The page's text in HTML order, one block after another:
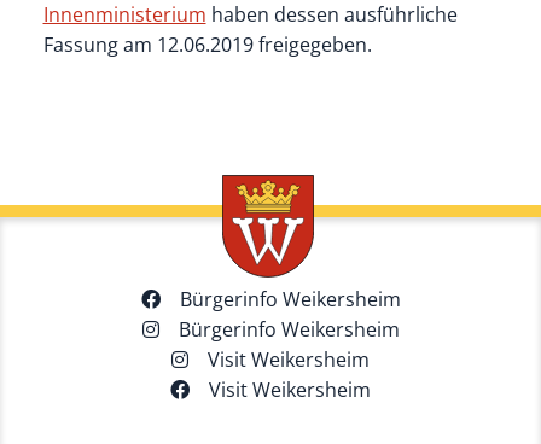
Innenministerium haben dessen ausführliche
Fassung am 12.06.2019 freigegeben.
Bürgerinfo Weikersheim
Bürgerinfo Weikersheim
Visit Weikersheim
Visit Weikersheim